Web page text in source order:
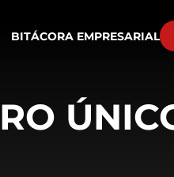
BITÁCORA EMPRESARIAL